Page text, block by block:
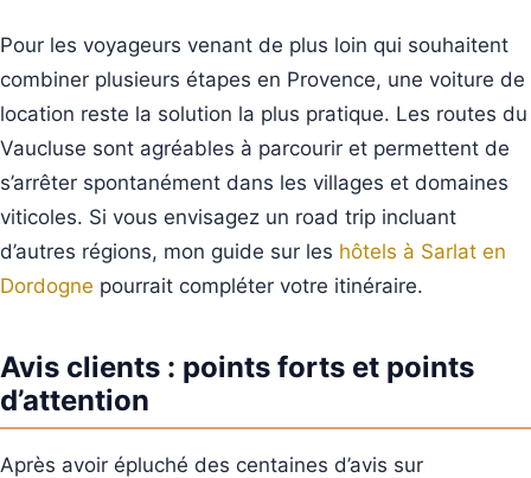
Pour les voyageurs venant de plus loin qui souhaitent
combiner plusieurs étapes en Provence, une voiture de
location reste la solution la plus pratique. Les routes du
Vaucluse sont agréables à parcourir et permettent de
s’arrêter spontanément dans les villages et domaines
viticoles. Si vous envisagez un road trip incluant
d’autres régions, mon guide sur les hôtels à Sarlat en
Dordogne pourrait compléter votre itinéraire.
Avis clients : points forts et points
d’attention
Après avoir épluché des centaines d’avis sur